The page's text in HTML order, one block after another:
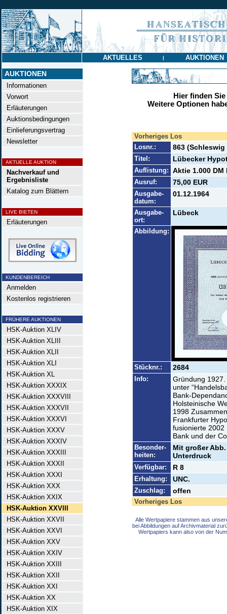
AKTUELLES | AUKTIONEN
AUKTIONEN
Informationen
Vorwort
Erläuterungen
Auktionsbedingungen
Einlieferungsvertrag
Newsletter
AKTUELLE AUKTION
Nachverkauf und
Ergebnisliste
Katalog zum Blättern
LIVE BIETEN
Erläuterungen
KUNDENBEREICH
Anmelden
Kostenlos registrieren
FRÜHERE AUKTIONEN
HSK-Auktion XLIV
HSK-Auktion XLIII
HSK-Auktion XLII
HSK-Auktion XLI
HSK-Auktion XL
HSK-Auktion XXXIX
HSK-Auktion XXXVIII
HSK-Auktion XXXVII
HSK-Auktion XXXVI
HSK-Auktion XXXV
HSK-Auktion XXXIV
HSK-Auktion XXXIII
HSK-Auktion XXXII
HSK-Auktion XXXI
HSK-Auktion XXX
HSK-Auktion XXIX
HSK-Auktion XXVIII
HSK-Auktion XXVII
HSK-Auktion XXVI
HSK-Auktion XXV
HSK-Auktion XXIV
HSK-Auktion XXIII
HSK-Auktion XXII
HSK-Auktion XXI
HSK-Auktion XX
HSK-Auktion XIX
Hier finden
Weitere Optionen
Vorheriges Los
Losnr.:
863
Titel: Lübecker
Auflistung: Aktie 1.000 DM
Ausruf: 75,00 EUR
Ausgabe-
datum:
01.12.1964
Ausgabe-
ort:
Lübeck
Abbildung:
Stücknr.: 2684
Info:
Gründung
unter
Bank-
Holsteinische
1998
Frankfurter
fusionierte 2002
Bank und der
Besonder-
heiten:
Mit großer
Unterdruck
Verfügbar: R 8
Erhaltung: UNC.
Zuschlag: offen
Vorheriges Los
Alle Wertpapiere stammen aus
bei Abbildungen auf Archivmaterial
Wertpapiers kann also von der